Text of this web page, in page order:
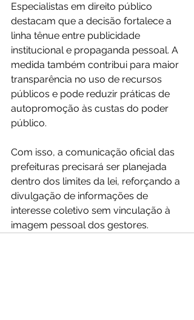
Especialistas em direito público
destacam que a decisão fortalece a
linha tênue entre publicidade
institucional e propaganda pessoal. A
medida também contribui para maior
transparência no uso de recursos
públicos e pode reduzir práticas de
autopromoção às custas do poder
público.
Com isso, a comunicação oficial das
prefeituras precisará ser planejada
dentro dos limites da lei, reforçando a
divulgação de informações de
interesse coletivo sem vinculação à
imagem pessoal dos gestores.